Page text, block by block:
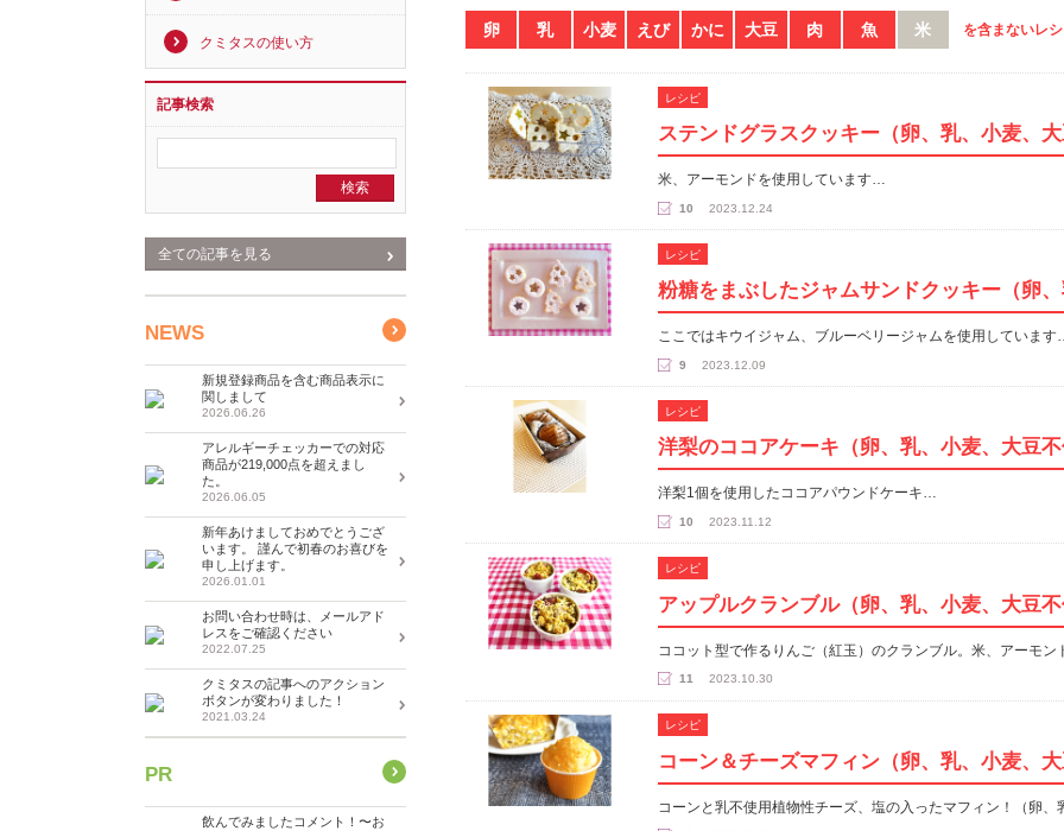
卵 乳 小麦 えび かに 大豆 肉 魚 米 を含まないレ
レシピ
ステンドグラスクッキー（卵、乳、小麦、大
米、アーモンドを使用しています…
10 2023.12.24
レシピ
粉糖をまぶしたジャムサンドクッキー（卵、
ここではキウイジャム、ブルーベリージャムを使用していま
9 2023.12.09
レシピ
洋梨のココアケーキ（卵、乳、小麦、大豆不
洋梨1個を使用したココアパウンドケーキ…
10 2023.11.12
レシピ
アップルクランブル（卵、乳、小麦、大豆不
ココット型で作るりんご（紅玉）のクランブル。米、アーモン
11 2023.10.30
レシピ
コーン＆チーズマフィン（卵、乳、小麦、大
コーンと乳不使用植物性チーズ、塩の入ったマフィン！（卵
クミタスの使い方
記事検索
全ての記事を見る
NEWS
新規登録商品を含む商品表示に
関しまして
2026.06.26
アレルギーチェッカーでの対応
商品が219,000点を超えまし
た。
2026.06.05
新年あけましておめでとうござ
います。 謹んで初春のお喜びを
申し上げます。
2026.01.01
お問い合わせ時は、メールアド
レスをご確認ください
2022.07.25
クミタスの記事へのアクション
ボタンが変わりました！
2021.03.24
PR
飲んでみましたコメント！〜お